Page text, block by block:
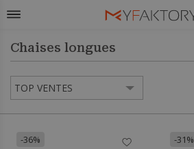
Chaises longues
-36% -31%